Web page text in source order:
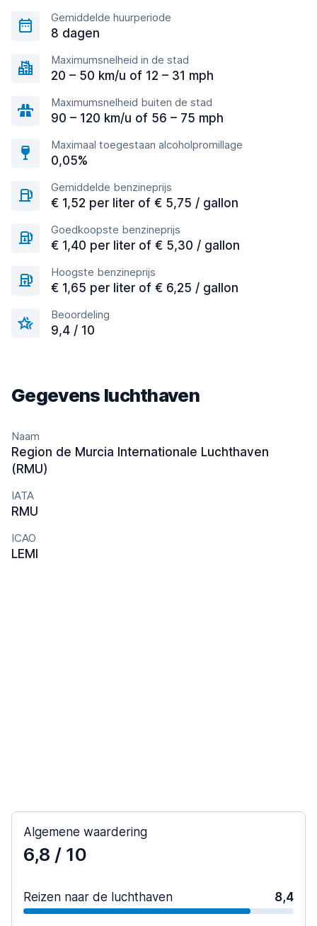
Gemiddelde huurperiode
8 dagen
Maximumsnelheid in de stad
20 – 50 km/u of 12 – 31 mph
Maximumsnelheid buiten de stad
90 – 120 km/u of 56 – 75 mph
Maximaal toegestaan alcoholpromillage
0,05%
Gemiddelde benzineprijs
€ 1,52 per liter of € 5,75 / gallon
Goedkoopste benzineprijs
€ 1,40 per liter of € 5,30 / gallon
Hoogste benzineprijs
€ 1,65 per liter of € 6,25 / gallon
Beoordeling
9,4 / 10
Gegevens luchthaven
Naam
Region de Murcia Internationale Luchthaven
(RMU)
IATA
RMU
ICAO
LEMI
Algemene waardering
6,8 / 10
Reizen naar de luchthaven 8,4